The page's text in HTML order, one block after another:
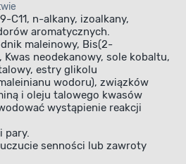
C11, n-alkany, izoalkany,
aromatycznych.
maleinowy, Bis(2-
neodekanowy, sole kobaltu,
estry glikolu
wodoru), związków
i oleju talowego kwasów
wystąpienie reakcji
pary.
senności lub zawroty